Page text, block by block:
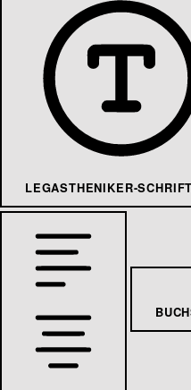
LEGASTHENIKER-